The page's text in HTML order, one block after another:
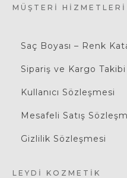
MÜŞTERI HIZMETLERI
Saç Boyası – Renk
Sipariş ve Kargo Takibi
Kullanıcı Sözleşmesi
Mesafeli Satış
Gizlilik Sözleşmesi
LEYDI KOZMETIK